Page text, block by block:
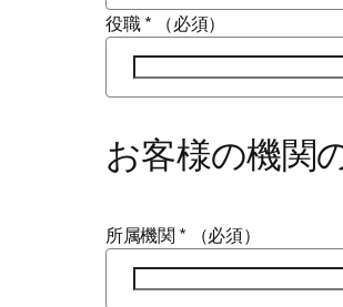
役職 * （必須）
お客様の機関
所属機関 * （必須）